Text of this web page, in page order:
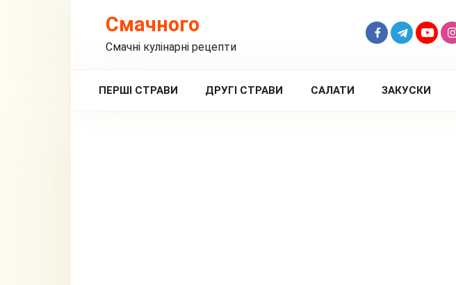
Смачного
Смачні кулінарні рецепти
ПЕРШІ СТРАВИ ДРУГІ СТРАВИ САЛАТИ ЗАКУСКИ